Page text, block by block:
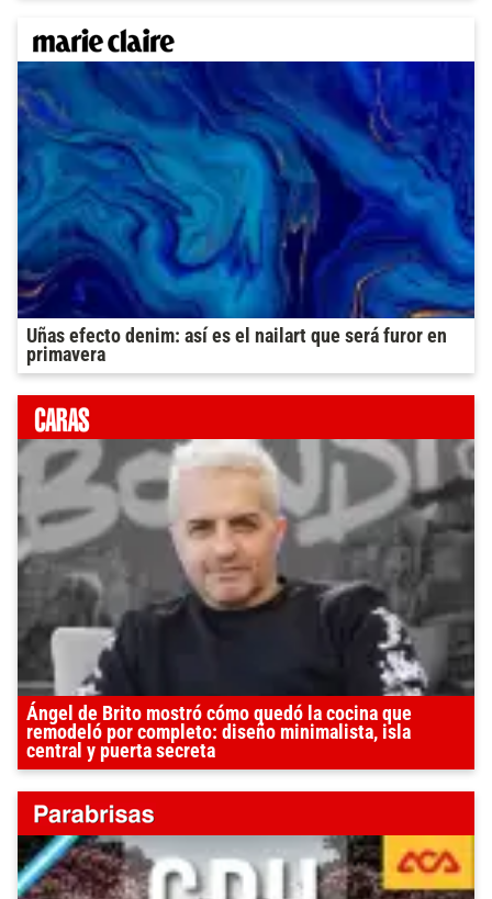
Uñas efecto denim: así es el nailart que será furor en
primavera
Ángel de Brito mostró cómo quedó la cocina que
remodeló por completo: diseño minimalista, isla
central y puerta secreta